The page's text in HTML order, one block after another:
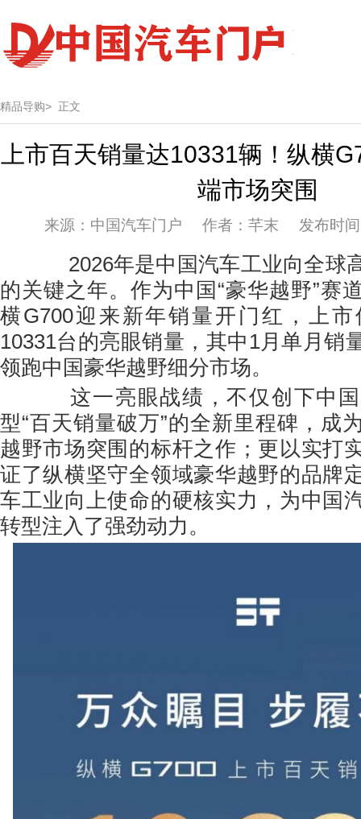
精品导购> 正文
上市百天销量达10331辆！纵横
端市场突围
来源：中国汽车门户 作者：芊末 发布时间
2026年是中国汽车工业向全球
的关键之年。作为中国“豪华越野”赛
横G700迎来新年销量开门红，上
10331台的亮眼销量，其中1月单月销
领跑中国豪华越野细分市场。
这一亮眼战绩，不仅创下中国
型“百天销量破万”的全新里程碑，成
越野市场突围的标杆之作；更以实打
证了纵横坚守全领域豪华越野的品牌
车工业向上使命的硬核实力，为中国
转型注入了强劲动力。